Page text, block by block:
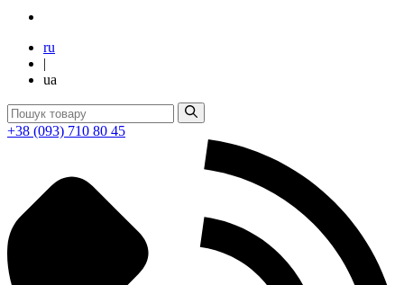
ru
|
ua
+38 (093) 710 80 45